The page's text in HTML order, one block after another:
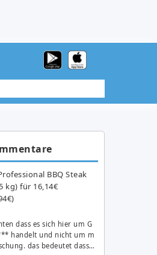
BBQ Steak
kg) für 16,14€
dass es sich hier um G
handelt und nicht um m
das bedeutet dass…